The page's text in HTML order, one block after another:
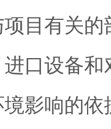
目有关
口设备
影响的依